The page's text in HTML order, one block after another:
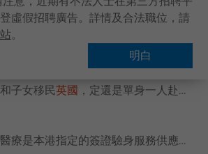
虛假招聘廣告。詳情及合法職位，請
。
明白
子女移民英國 ，定還是單身一人赴英開展人生新一頁，您都需要一間值得信賴的醫療機構為您進行身體檢查（肺結核測試），以符合
簽證驗身服務卓健醫療是本港指定的簽證驗身服務供應商之一，過去20多年一直獲美國、